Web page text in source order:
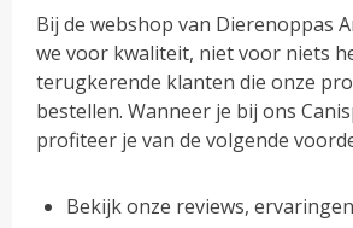
Bij de webshop van Dierenoppas
we voor kwaliteit, niet voor niets
terugkerende klanten die onze
bestellen. Wanneer je bij ons
profiteer je van de volgende
Bekijk onze reviews,